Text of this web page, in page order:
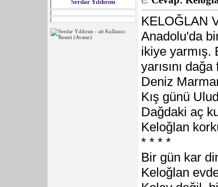
Serdar Yıldırım
KELOĞLAN
Anadolu'da
ikiye yarmış.
yarısını dağa
Deniz
Kış günü
Dağdaki aç
Keloğlan
* * * *
Bir gün kar
Keloğlan